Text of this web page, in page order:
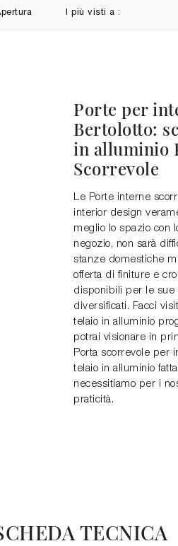
I più visti a :
Porte per
Bertolotto:
in alluminio
Scorrevole
Le Porte interne
interior design
meglio lo spazio con
negozio, non sarà
stanze domestiche
offerta di finiture e
disponibili per le sue
diversificati. Facci
telaio in alluminio
potrai visionare in
Porta scorrevole per
telaio in alluminio
necessitiamo per i
praticità.
TECNICA